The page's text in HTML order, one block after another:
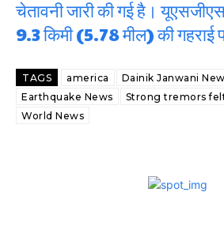
चेतावनी जारी की गई है।
9.3 किमी (5.78 मील) की गहराई
TAGS america
Dainik Janwani
Earthquake News
Strong tremors
World News